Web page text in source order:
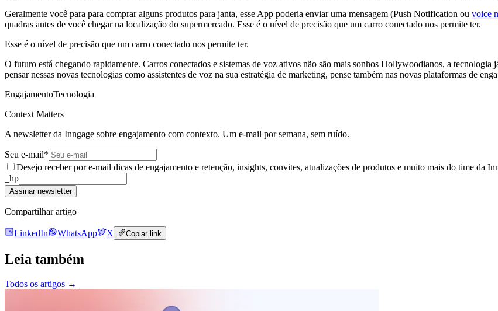
Geralmente você para para comprar alguns produtos para janta, esse App poderia enviar uma mensagem (Push Notification ou voice
quadras antes de você chegar na localização do supermercado. Esse é o nível de precisão que um carro conectado nos permite ter.
Esse é o nível de precisão que um carro conectado nos permite ter.
O futuro está chegando rapidamente. Carros conectados e sistemas de voz ativos não são mais sonhos Hollywoodianos, a tecnologia
pensar nessas novas tecnologias como assistentes de voz na sua estratégia de marketing, pense também nas novas plataformas de
EngajamentoTecnologia
Context Matters
A newsletter da Inngage sobre engajamento com contexto. Um e-mail por semana, sem ruído.
Seu e-mail*
Desejo receber por e-mail dicas de engajamento e retenção, insights, convites, atualizações de produtos e muito mais do time da
_hp
Assinar newsletter
Compartilhar artigo
LinkedIn WhatsApp X Copiar link
Leia também
Todos os artigos →